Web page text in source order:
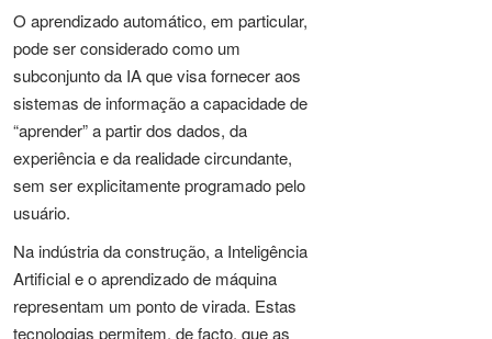
O aprendizado automático, em particular,
pode ser considerado como um
subconjunto da IA que visa fornecer aos
sistemas de informação a capacidade de
“aprender” a partir dos dados, da
experiência e da realidade circundante,
sem ser explicitamente programado pelo
usuário.
Na indústria da construção, a Inteligência
Artificial e o aprendizado de máquina
representam um ponto de virada. Estas
tecnologias permitem, de facto, que as